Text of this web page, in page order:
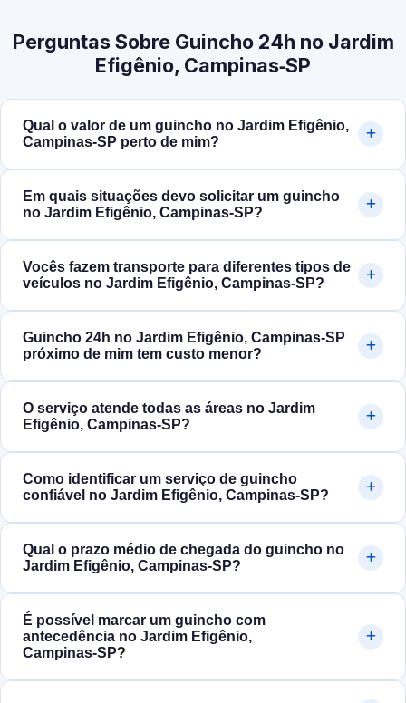
Perguntas Sobre Guincho 24h no Jardim
Efigênio, Campinas‑SP
Qual o valor de um guincho no Jardim Efigênio,
Campinas‑SP perto de mim?
Em quais situações devo solicitar um guincho
no Jardim Efigênio, Campinas‑SP?
Vocês fazem transporte para diferentes tipos de
veículos no Jardim Efigênio, Campinas‑SP?
Guincho 24h no Jardim Efigênio, Campinas‑SP
próximo de mim tem custo menor?
O serviço atende todas as áreas no Jardim
Efigênio, Campinas‑SP?
Como identificar um serviço de guincho
confiável no Jardim Efigênio, Campinas‑SP?
Qual o prazo médio de chegada do guincho no
Jardim Efigênio, Campinas‑SP?
É possível marcar um guincho com
antecedência no Jardim Efigênio,
Campinas‑SP?